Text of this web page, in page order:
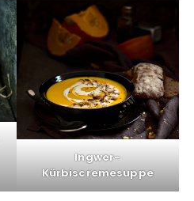
Ingwer-
Kürbiscremesuppe